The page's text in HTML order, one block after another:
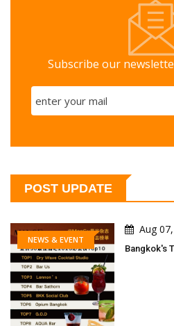
Subscribe our
POST UPDATE
NEWS & EVENT
Aug
Bangkok's